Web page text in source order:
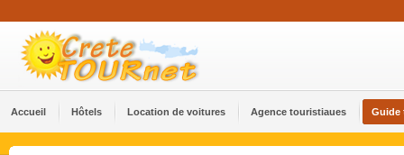
Accueil Hôtels Location de voitures Agence touristiaues Guide